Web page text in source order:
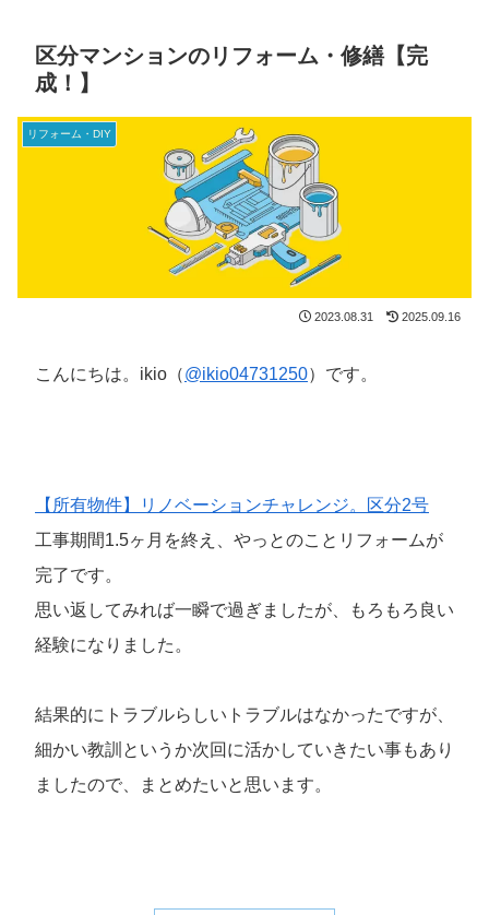
区分マンションのリフォーム・修繕【完
成！】
リフォーム・DIY
2023.08.31 2025.09.16
こんにちは。ikio（@ikio04731250）です。
【所有物件】リノベーションチャレンジ。区分2号
工事期間1.5ヶ月を終え、やっとのことリフォームが
完了です。
思い返してみれば一瞬で過ぎましたが、もろもろ良い
経験になりました。
結果的にトラブルらしいトラブルはなかったですが、
細かい教訓というか次回に活かしていきたい事もあり
ましたので、まとめたいと思います。